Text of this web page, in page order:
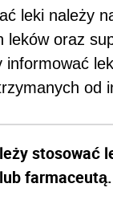
leki należy
leków oraz
informować
od
stosować
farmaceutą.